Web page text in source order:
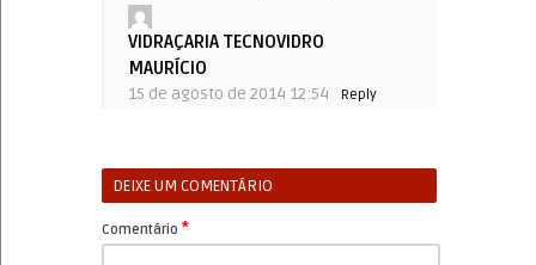
VIDRAÇARIA TECNOVIDRO
MAURÍCIO
15 de agosto de 2014 12:54 Reply
DEIXE UM COMENTÁRIO
Comentário *